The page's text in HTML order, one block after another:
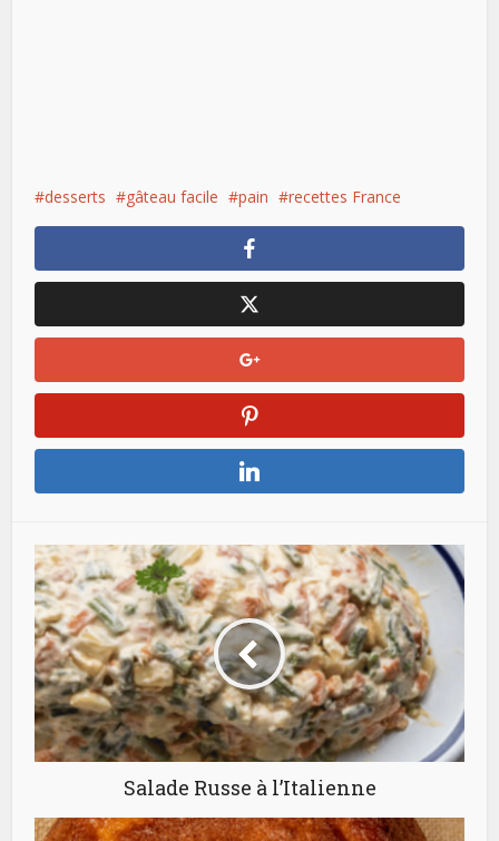
desserts gâteau facile pain recettes France
Salade Russe à l’Italienne